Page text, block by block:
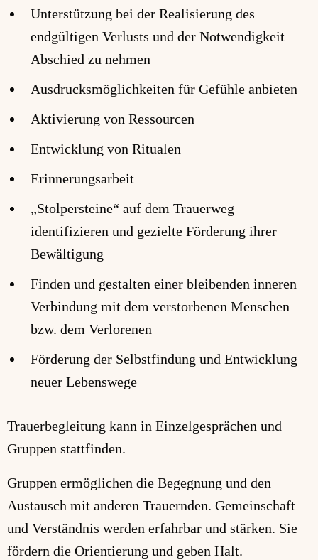
Unterstützung bei der Realisierung des
endgültigen Verlusts und der Notwendigkeit
Abschied zu nehmen
Ausdrucksmöglichkeiten für Gefühle anbieten
Aktivierung von Ressourcen
Entwicklung von Ritualen
Erinnerungsarbeit
„Stolpersteine“ auf dem Trauerweg
identifizieren und gezielte Förderung ihrer
Bewältigung
Finden und gestalten einer bleibenden inneren
Verbindung mit dem verstorbenen Menschen
bzw. dem Verlorenen
Förderung der Selbstfindung und Entwicklung
neuer Lebenswege
Trauerbegleitung kann in Einzelgesprächen und
Gruppen stattfinden.
Gruppen ermöglichen die Begegnung und den
Austausch mit anderen Trauernden. Gemeinschaft
und Verständnis werden erfahrbar und stärken. Sie
fördern die Orientierung und geben Halt.